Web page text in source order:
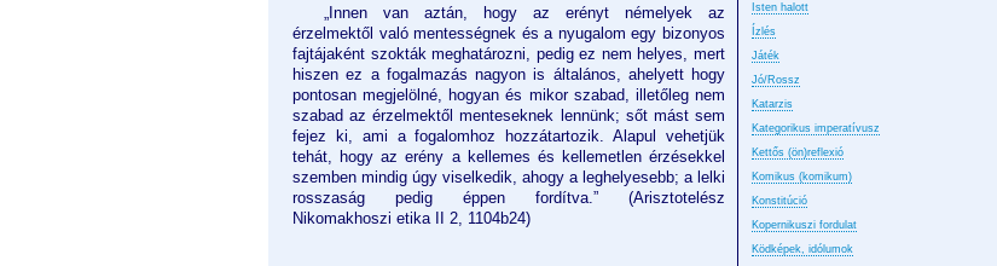
Isten halott
Ízlés
Játék
Jó/Rossz
Katarzis
Kategorikus imperatívusz
Kettős (ön)reflexió
Komikus (komikum)
Konstitúció
Kopernikuszi fordulat
Ködképek, idólumok
„Innen van aztán, hogy az erényt némelyek az
érzelmektől való mentességnek és a nyugalom egy bizonyos
fajtájaként szokták meghatározni, pedig ez nem helyes, mert
hiszen ez a fogalmazás nagyon is általános, ahe­lyett hogy
pontosan megjelölné, hogyan és mikor szabad, illetőleg nem
szabad az érzelmektől menteseknek lennünk; sőt mást sem
fejez ki, ami a fogalomhoz hozzátartozik. Alapul vehetjük
tehát, hogy az erény a kellemes és kellemetlen érzé­sekkel
szemben mindig úgy viselkedik, ahogy a leghelyesebb; a lelki
rosszaság pedig éppen fordítva.” (Arisztotelész
Nikomakhoszi etika II 2, 1104b24)